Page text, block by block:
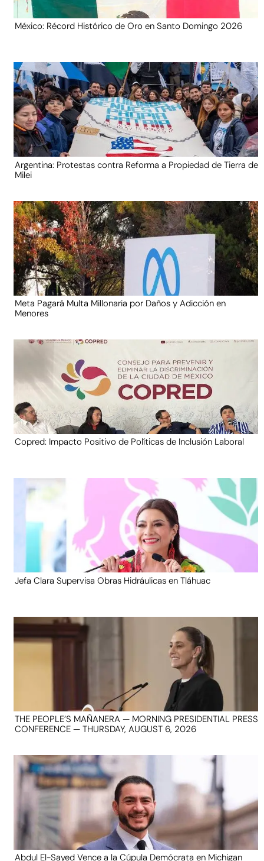
México: Récord Histórico de Oro en Santo Domingo 2026
Argentina: Protestas contra Reforma a Propiedad de Tierra de
Milei
Meta Pagará Multa Millonaria por Daños y Adicción en
Menores
Copred: Impacto Positivo de Políticas de Inclusión Laboral
Jefa Clara Supervisa Obras Hidráulicas en Tláhuac
THE PEOPLE’S MAÑANERA — MORNING PRESIDENTIAL PRESS
CONFERENCE — THURSDAY, AUGUST 6, 2026
Abdul El-Sayed Vence a la Cúpula Demócrata en Michigan